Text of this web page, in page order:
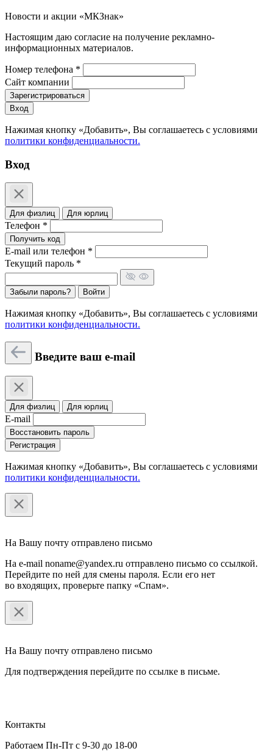
Новости и акции «МКЗнак»
Настоящим даю согласие на получение рекламно-
информационных материалов.
Номер телефона *
Сайт компании
Зарегистрироваться
Вход
Нажимая кнопку «Добавить», Вы соглашаетесь c условиями
политики конфиденциальности.
Вход
Для физлиц Для юрлиц
Телефон *
Получить код
E-mail или телефон *
Текущий пароль *
Забыли пароль? Войти
Нажимая кнопку «Добавить», Вы соглашаетесь c условиями
политики конфиденциальности.
Введите ваш e-mail
Для физлиц Для юрлиц
E-mail
Восстановить пароль
Регистрация
Нажимая кнопку «Добавить», Вы соглашаетесь c условиями
политики конфиденциальности.
На Вашу почту отправлено письмо
На e-mail noname@yandex.ru отправлено письмо со ссылкой.
Перейдите по ней для смены пароля. Если его нет
во входящих, проверьте папку «Спам».
На Вашу почту отправлено письмо
Для подтверждения перейдите по ссылке в письме.
Контакты
Работаем Пн-Пт с 9-30 до 18-00